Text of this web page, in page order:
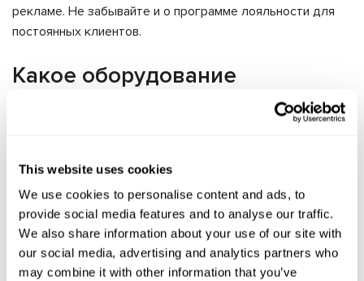
This website uses cookies
We use cookies to personalise content and ads, to
provide social media features and to analyse our traffic.
We also share information about your use of our site with
our social media, advertising and analytics partners who
may combine it with other information that you’ve
рекламе. Не забывайте и о программе лояльности для
постоянных клиентов.
Какое оборудование
для мастерской шиномонтажных услуг бюджетного
уровня:
балансировочный стенд;
шиномонтажный станок;